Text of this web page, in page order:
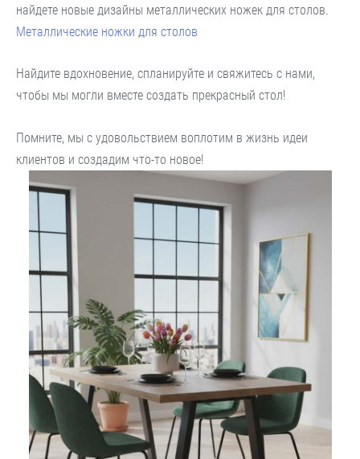
найдете новые дизайны металлических ножек для столов.
Металлические ножки для столов
Найдите вдохновение, спланируйте и свяжитесь с нами,
чтобы мы могли вместе создать прекрасный стол!
Помните, мы с удовольствием воплотим в жизнь идеи
клиентов и создадим что-то новое!